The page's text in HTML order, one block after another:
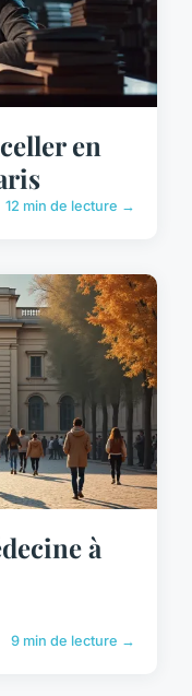
en
12 min de lecture →
à
9 min de lecture →